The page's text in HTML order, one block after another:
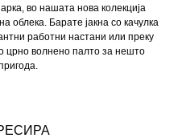
во нашата нова колекција
облека. Барате јакна со качулка
работни настани или преку
црно волнено палто за нешто